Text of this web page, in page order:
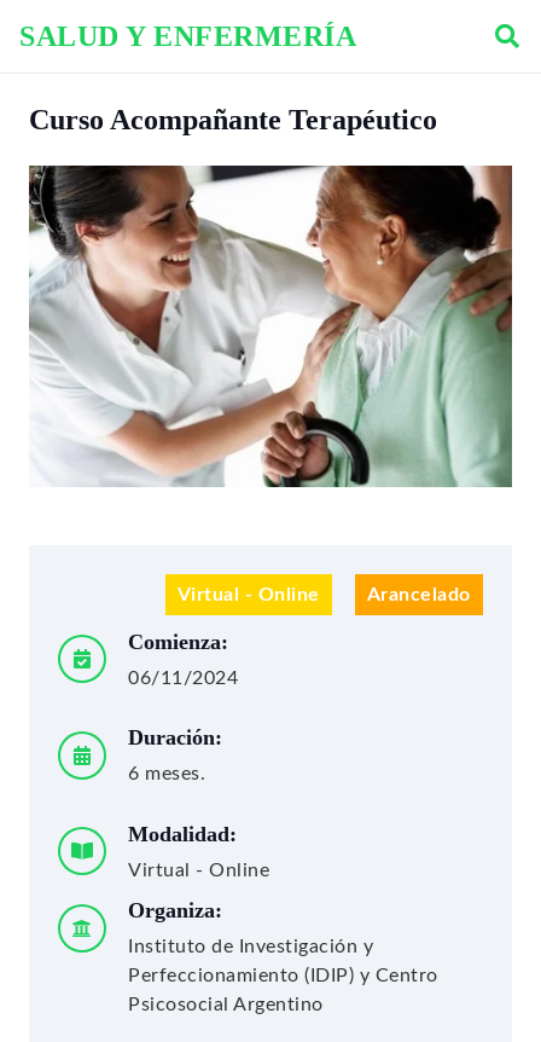
SALUD Y ENFERMERÍA
Curso Acompañante Terapéutico
Virtual - Online Arancelado
Comienza:
06/11/2024
Duración:
6 meses.
Modalidad:
Virtual - Online
Organiza:
Instituto de Investigación y
Perfeccionamiento (IDIP) y Centro
Psicosocial Argentino